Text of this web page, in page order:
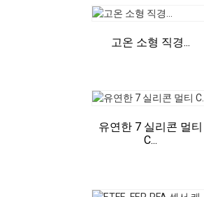
고온 소형 직경...
유연한 7 실리콘 멀티
C...